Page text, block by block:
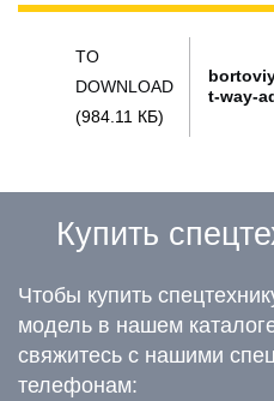
TO
DOWNLOAD
(984.11 КБ)
t-way-
Купить
Чтобы купить
модель в нашем
свяжитесь с нашими
телефонам: